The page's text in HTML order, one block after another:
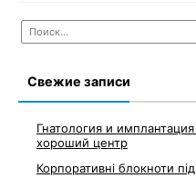
Найти:
Свежие записи
Гнатология и
хороший центр
Корпоративні блокноти